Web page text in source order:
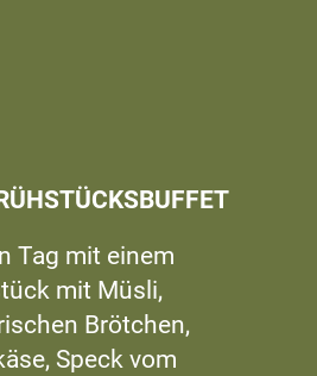
Tag mit einem
mit Müsli,
Brötchen,
Speck vom